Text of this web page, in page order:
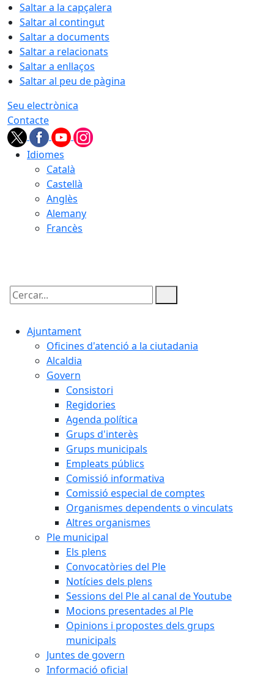
Saltar a la capçalera
Saltar al contingut
Saltar a documents
Saltar a relacionats
Saltar a enllaços
Saltar al peu de pàgina
Seu electrònica
Contacte
Idiomes
Català
Castellà
Anglès
Alemany
Francès
Cercar:
Ajuntament
Oficines d'atenció a la ciutadania
Alcaldia
Govern
Consistori
Regidories
Agenda política
Grups d'interès
Grups municipals
Empleats públics
Comissió informativa
Comissió especial de comptes
Organismes dependents o vinculats
Altres organismes
Ple municipal
Els plens
Convocatòries del Ple
Notícies dels plens
Sessions del Ple al canal de Youtube
Mocions presentades al Ple
Opinions i propostes dels grups
municipals
Juntes de govern
Informació oficial